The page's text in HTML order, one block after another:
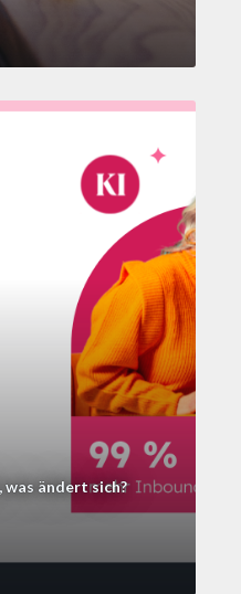
ändert sich?